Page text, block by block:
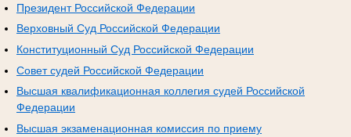
Президент Российской Федерации
Верховный Суд Российской Федерации
Конституционный Суд Российской Федерации
Совет судей Российской Федерации
Высшая квалификационная коллегия судей Российской
Федерации
Высшая экзаменационная комиссия по приему